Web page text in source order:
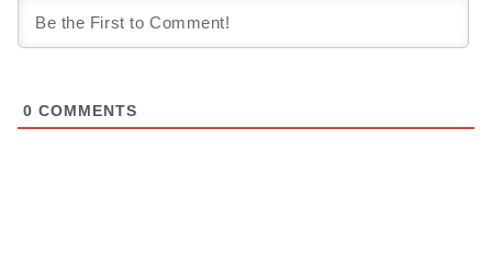
0 COMMENTS